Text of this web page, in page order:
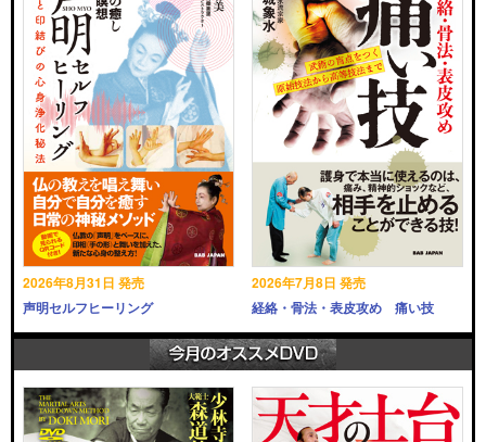
2026年8月31日 発売
声明セルフヒーリング
2026年7月8日 発売
経絡・骨法・表皮攻め 痛い技